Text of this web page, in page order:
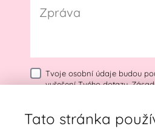
Tvoje osobní údaje budou
vyřešení Tvého dotazu.
Odeslat
Tato stránka